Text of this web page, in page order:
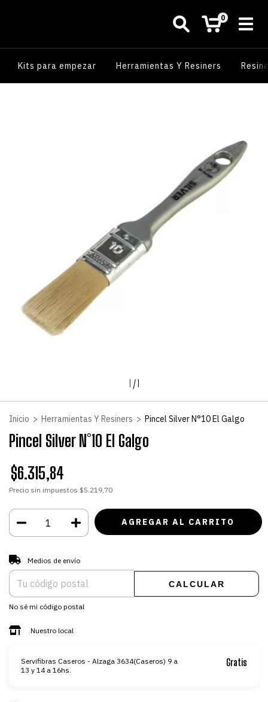
0
Kits para empezar Herramientas Y Resiners
1 /1
Inicio > Herramientas Y Resiners > Pincel Silver N°10 El Galgo
Pincel Silver N°10 El Galgo
$6.315,84
Precio sin impuestos $5.219,70
Entregas para el CP:
Medios de envío
CALCULAR
No sé mi código postal
Nuestro local
Servifibras Caseros - Alzaga 3634(Caseros) 9 a
13 y 14 a 16hs.
Gratis